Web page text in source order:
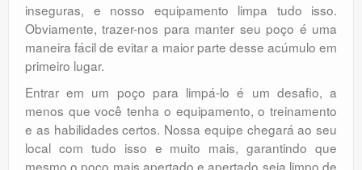
inseguras, e nosso equipamento limpa tudo isso.
Obviamente, trazer-nos para manter seu poço é uma
maneira fácil de evitar a maior parte desse acúmulo em
primeiro lugar.
Entrar em um poço para limpá-lo é um desafio, a
menos que você tenha o equipamento, o treinamento
e as habilidades certos. Nossa equipe chegará ao seu
local com tudo isso e muito mais, garantindo que
mesmo o poço mais apertado e apertado seja limpo de